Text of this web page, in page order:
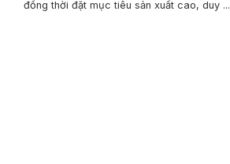
đồng thời đặt mục tiêu sản xuất cao, duy ...